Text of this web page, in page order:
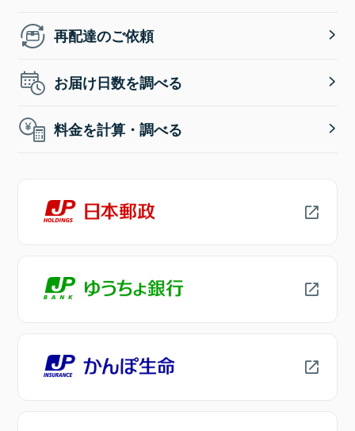
再配達のご依頼
お届け日数を調べる
料金を計算・調べる